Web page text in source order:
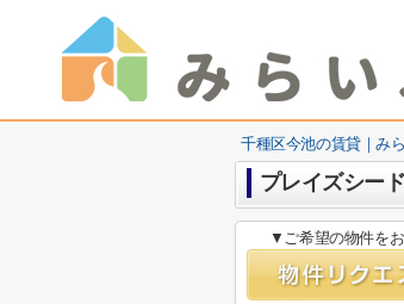
千種区今池の賃貸｜み
プレイズシー
▼ご希望の物件を